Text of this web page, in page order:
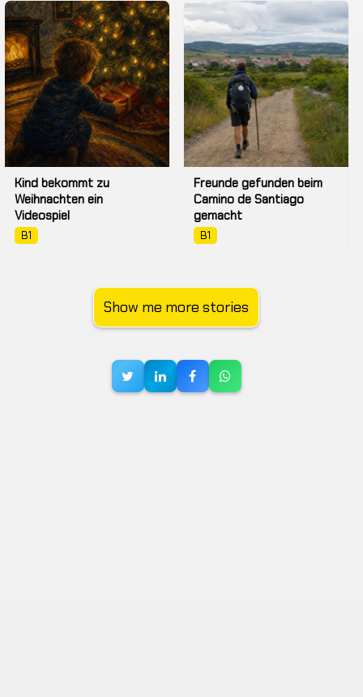
Kind bekommt zu
Weihnachten ein
Videospiel
B1
Freunde gefunden beim
Camino de Santiago
gemacht
B1
Show me more stories